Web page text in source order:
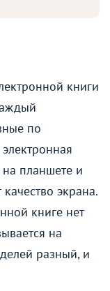
книги
по
планшете и
экрана.
книге нет
на
разный, и